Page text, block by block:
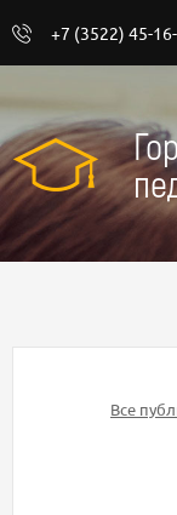
+7 (3522) 45-
Все